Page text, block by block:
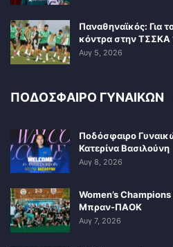
Παναθηναϊκός: Για
κόντρα στην ΤΣΣΚΑ
Αυγ 5, 2026
ΠΟΔΟΣΦΑΙΡΟ ΓΥΝΑΙΚΩΝ
Ποδόσφαιρο
Κατερίνα Βασιλούνη
Αυγ 8, 2026
Women’s
Μπραν-ΠΑΟΚ
Αυγ 7, 2026